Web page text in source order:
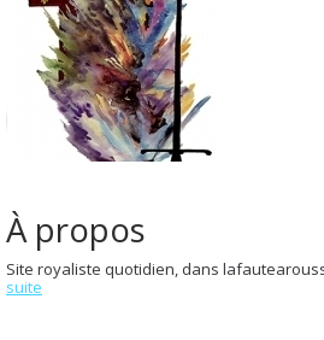
À propos
Site royaliste quotidien, dans
suite